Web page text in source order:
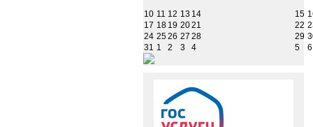
10 11 12 13 14 15
17 18 19 2021 22
24 2526 27 28 29
31 1 2 3 4 5 6